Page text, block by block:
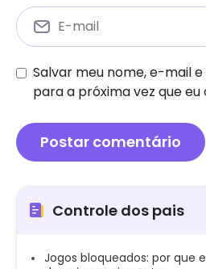
Salvar meu nome, e-mail
para a próxima vez que
Controle dos pais
Jogos bloqueados: por que